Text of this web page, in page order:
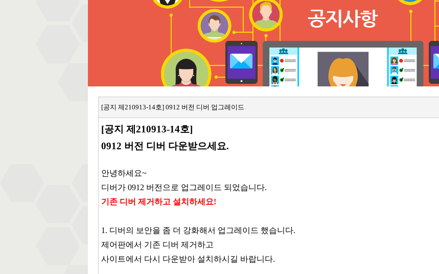
[공지 제210913-14호] 0912 버전 디버 업그레이드
[공지 제210913-14호​]
0912 버전 디버 다운받으세요.
안녕하세요~
디버가 0912 버전으로 업그레이드 되었습니다.
기존 디버 제거하고 설치하세요!
1. 디버의 보안을 좀 더 강화해서 업그레이드 했습니다.
제어판에서 기존 디버 제거하고
사이트에서 다시 다운받아 설치하시길 바랍니다.